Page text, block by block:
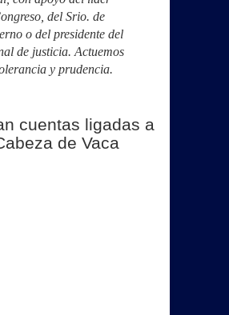
del Srio. de
o del presidente del
de justicia. Actuemos
y prudencia.
cuentas ligadas a
de Vaca